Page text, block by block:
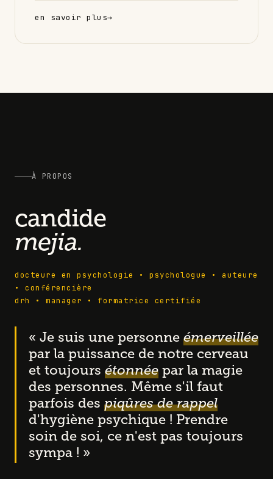
en savoir plus→
À PROPOS
candide
mejia.
docteure en psychologie • psychologue • auteure
• conférencière
drh • manager • formatrice certifiée
« Je suis une personne émerveillée
par la puissance de notre cerveau
et toujours étonnée par la magie
des personnes. Même s'il faut
parfois des piqûres de rappel
d'hygiène psychique ! Prendre
soin de soi, ce n'est pas toujours
sympa ! »